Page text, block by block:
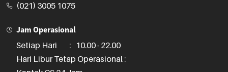
Jam Operasional
Setiap Hari
: 10.00 - 22.00
Hari Libur Tetap Operasional :
(021) 3005 1075